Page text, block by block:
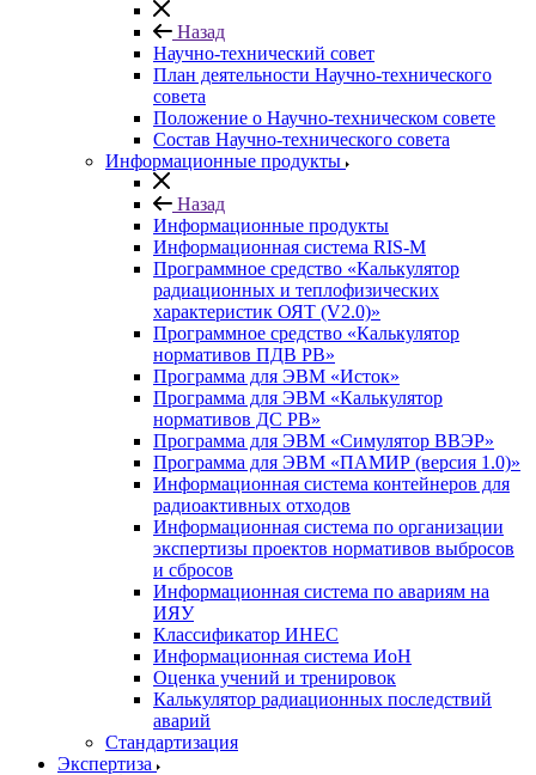
Назад
Научно-технический совет
План деятельности Научно-технического
совета
Положение о Научно-техническом совете
Состав Научно-технического совета
Информационные продукты
Назад
Информационные продукты
Информационная система RIS-M
Программное средство «Калькулятор
радиационных и теплофизических
характеристик ОЯТ (V2.0)»
Программное средство «Калькулятор
нормативов ПДВ РВ»
Программа для ЭВМ «Исток»
Программа для ЭВМ «Калькулятор
нормативов ДС РВ»
Программа для ЭВМ «Симулятор ВВЭР»
Программа для ЭВМ «ПАМИР (версия 1.0)»
Информационная система контейнеров для
радиоактивных отходов
Информационная система по организации
экспертизы проектов нормативов выбросов
и сбросов
Информационная система по авариям на
ИЯУ
Классификатор ИНЕС
Информационная система ИоН
Оценка учений и тренировок
Калькулятор радиационных последствий
аварий
Стандартизация
Экспертиза